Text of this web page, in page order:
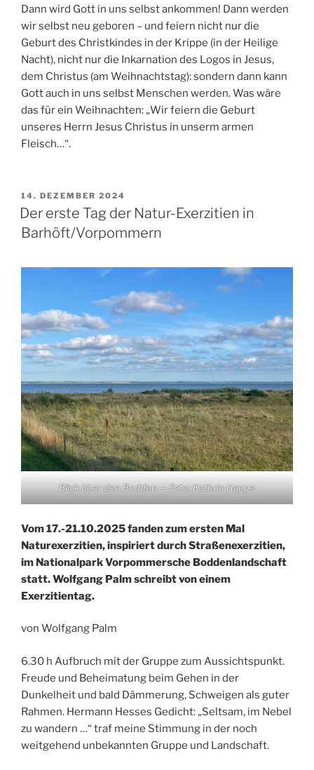
Dann wird Gott in uns selbst ankommen! Dann werden
wir selbst neu geboren – und feiern nicht nur die
Geburt des Christkindes in der Krippe (in der Heilige
Nacht), nicht nur die Inkarnation des Logos in Jesus,
dem Christus (am Weihnachtstag): sondern dann kann
Gott auch in uns selbst Menschen werden. Was wäre
das für ein Weihnachten: „Wir feiern die Geburt
unseres Herrn Jesus Christus in unserm armen
Fleisch…“.
VERÖFFENTLICHT
AM
14. DEZEMBER 2024
Der erste Tag der Natur-Exerzitien in
Barhöft/Vorpommern
Blick über den Bodden — Foto: Kathrin Happe
Vom 17.-21.10.2025 fanden zum ersten Mal
Naturexerzitien, inspiriert durch Straßenexerzitien,
im Nationalpark Vorpommersche Boddenlandschaft
statt. Wolfgang Palm schreibt von einem
Exerzitientag.
von Wolfgang Palm
6.30 h Aufbruch mit der Gruppe zum Aussichtspunkt.
Freude und Beheimatung beim Gehen in der
Dunkelheit und bald Dämmerung, Schweigen als guter
Rahmen. Hermann Hesses Gedicht: „Seltsam, im Nebel
zu wandern …“ traf meine Stimmung in der noch
weitgehend unbekannten Gruppe und Landschaft.